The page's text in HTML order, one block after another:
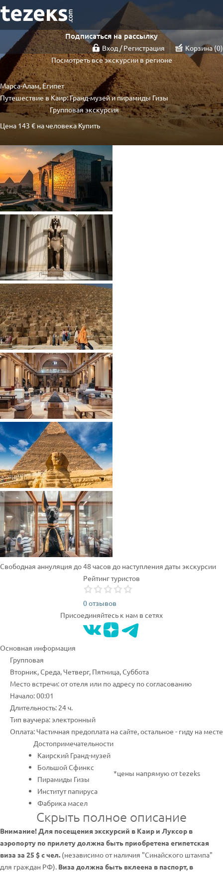
Подписаться на рассылку
Вход / Регистрация Корзина 0
Посмотреть все экскурсии в регионе
Марса-Алам, Египет
Путешествие в Каир: Гранд-музей и пирамиды Гизы
Групповая экскурсия
Цена 143 € на человека Купить
Свободная аннуляция до 48 часов до наступления даты экскурсии
Рейтинг туристов
0 отзывов
Присоединяйтесь к нам в сетях
Основная информация
Групповая
Вторник, Среда, Четверг, Пятница, Суббота
Место встречи: от отеля или по адресу по согласованию
Начало: 00:01
Длительность: 24 ч.
Тип ваучера: электронный
Оплата: Частичная предоплата на сайте, остальное - гиду на месте
Достопримечательности
Каирский Гранд-музей
Большой Сфинкс
Пирамиды Гизы
Институт папируса
Фабрика масел
*цены напрямую от tezeks
Скрыть полное описание
Внимание! Для посещения экскурсий в Каир и Луксор в
аэропорту по прилету должна быть приобретена египетская
виза за 25 $ с чел. (независимо от наличия "Синайского штампа"
для граждан РФ). Виза должна быть вклеена в паспорт, в